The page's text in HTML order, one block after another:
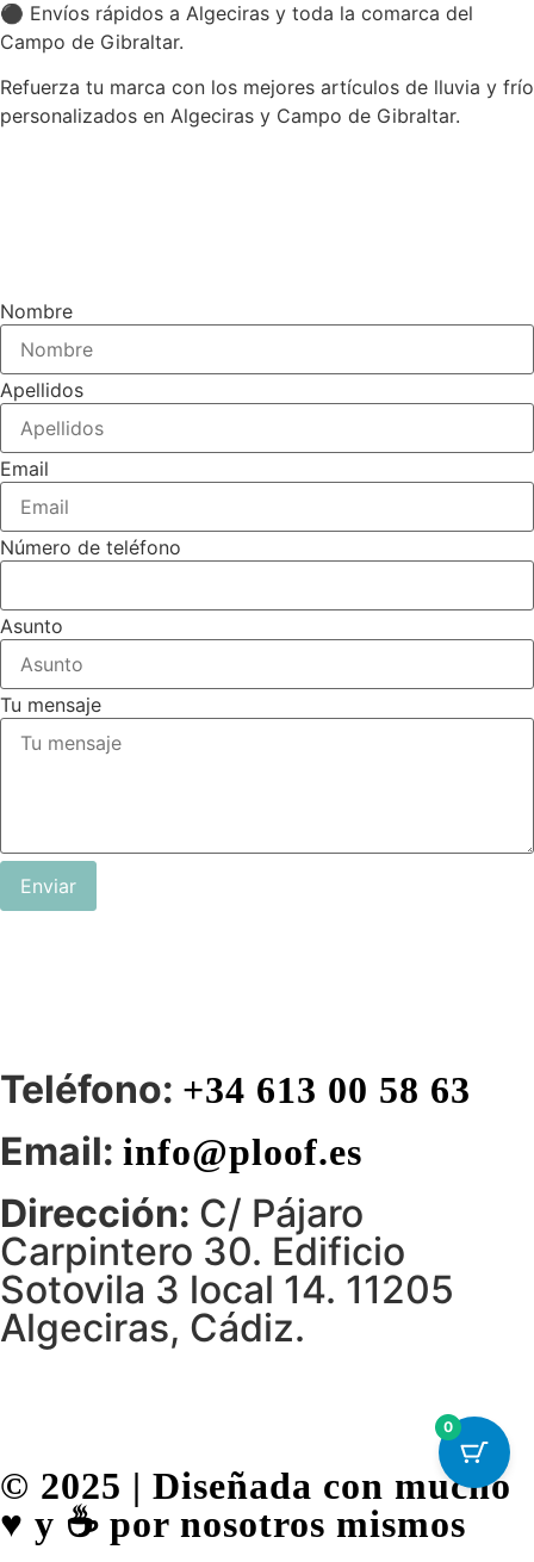
⚫ Envíos rápidos a Algeciras y toda la comarca del
Campo de Gibraltar.
Refuerza tu marca con los mejores artículos de lluvia y frío
personalizados en Algeciras y Campo de Gibraltar.
Nombre
Apellidos
Email
Número de teléfono
Asunto
Tu mensaje
Enviar
Teléfono: +34 613 00 58 63
Email: info@ploof.es
Dirección: C/ Pájaro
Carpintero 30. Edificio
Sotovila 3 local 14. 11205
Algeciras, Cádiz.
© 2025 | Diseñada con mucho
♥️ y ☕ por nosotros mismos
0